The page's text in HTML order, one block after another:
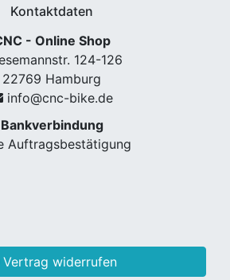
Kontaktdaten
- Online Shop
124-126
22769 Hamburg
info@cnc-bike.de
Bankverbindung
Auftragsbestätigung
Vertrag widerrufen